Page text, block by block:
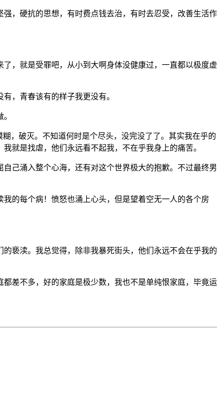
，硬抗的思想，有时费点钱去治，有时去忍受，改善生活作
，就是受罪吧，从小到大啊身体没健康过，一直都以极度虚
，青春该有的样子我更没有。
，破灭。不知道何时是个尽头，没完没了了。其实我在乎的
就是找虐，他们永远看不起我，不在乎我身上的痛苦。
己涌入整个心海，还有对这个世界极大的抱歉。不过最终男
的每个病！愤怒也涌上心头，但是望着空无一人的各个房
亵渎。我总觉得，除非我暴死街头，他们永远不会在乎我的
差不多，好的家庭是极少数，我也不是单纯恨家庭，毕竟运